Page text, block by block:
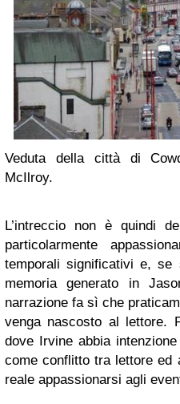
Veduta della città di
McIlroy.
L’intreccio non è quindi
particolarmente
temporali significativi e, se
memoria generato in
narrazione fa sì che
venga nascosto al lettore.
dove Irvine abbia
come conflitto tra lettore ed
reale appassionarsi agli